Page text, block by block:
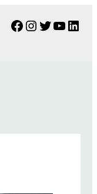
Facebook
Instagram
Twitter